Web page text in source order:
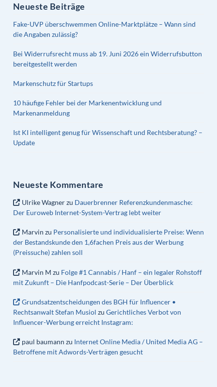
Neueste Beiträge
Fake-UVP überschwemmen Online-Marktplätze – Wann sind
die Angaben zulässig?
Bei Widerrufsrecht muss ab 19. Juni 2026 ein Widerrufsbutton
bereitgestellt werden
Markenschutz für Startups
10 häufige Fehler bei der Markenentwicklung und
Markenanmeldung
Ist KI intelligent genug für Wissenschaft und Rechtsberatung? –
Update
Neueste Kommentare
Ulrike Wagnerzu Dauerbrenner Referenzkundenmasche:
Der Euroweb Internet-System-Vertrag lebt weiter
Marvin zu Personalisierte und individualisierte Preise: Wenn
der Bestandskunde den 1,6fachen Preis aus der Werbung
(Preissuche) zahlen soll
Marvin M zu Folge #1 Cannabis / Hanf – ein legaler Rohstoff
mit Zukunft – Die Hanfpodcast-Serie – Der Überblick
Grundsatzentscheidungen des BGH für Influencer •
Rechtsanwalt Stefan Musiol zu Gerichtliches Verbot von
Influencer-Werbung erreicht Instagram:
paul baumann zu Internet Online Media / United Media AG –
Betroffene mit Adwords-Verträgen gesucht